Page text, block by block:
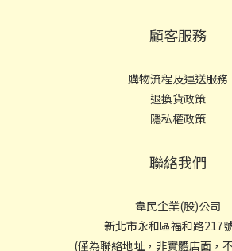
顧客服務
購物流程及運送服務
退換貨政策
隱私權政策
聯絡我們
韋民企業(股)公司
新北市永和區福和路217
(僅為聯絡地址，非實體店面，